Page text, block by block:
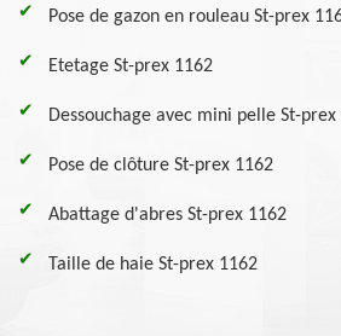
Pose de gazon en rouleau St-prex
Etetage St-prex 1162
Dessouchage avec mini pelle St-prex
Pose de clôture St-prex 1162
Abattage d'abres St-prex 1162
Taille de haie St-prex 1162